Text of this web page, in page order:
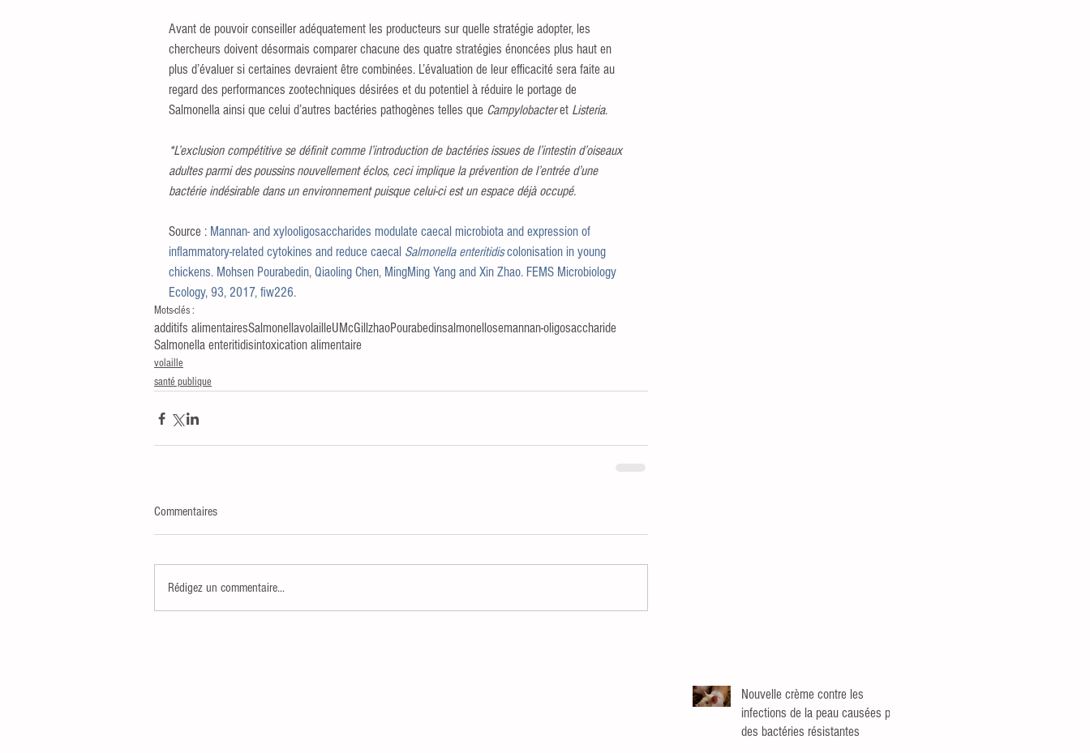
Avant de pouvoir conseiller adéquatement les producteurs sur quelle stratégie adopter, les
chercheurs doivent désormais comparer chacune des quatre stratégies énoncées plus haut en
plus d’évaluer si certaines devraient être combinées. L’évaluation de leur efficacité sera faite au
regard des performances zootechniques désirées et du potentiel à réduire le portage de
Salmonella ainsi que celui d’autres bactéries pathogènes telles que Campylobacter et Listeria.
*L’exclusion compétitive se définit comme l’introduction de bactéries issues de l’intestin d’oiseaux
adultes parmi des poussins nouvellement éclos, ceci implique la prévention de l’entrée d’une
bactérie indésirable dans un environnement puisque celui-ci est un espace déjà occupé.
Source : Mannan- and xylooligosaccharides modulate caecal microbiota and expression of
inflammatory-related cytokines and reduce caecal Salmonella enteritidis colonisation in young
chickens. Mohsen Pourabedin, Qiaoling Chen, MingMing Yang and Xin Zhao. FEMS Microbiology
Ecology, 93, 2017, fiw226.
Mots-clés :
additifs alimentairesSalmonellavolailleUMcGillzhaoPourabedinsalmonellosemannan-oligosaccharide
Salmonella enteritidisintoxication alimentaire
volaille
santé publique
Commentaires
Rédigez un commentaire...
Nouvelle crème contre les
infections de la peau causées par
des bactéries résistantes